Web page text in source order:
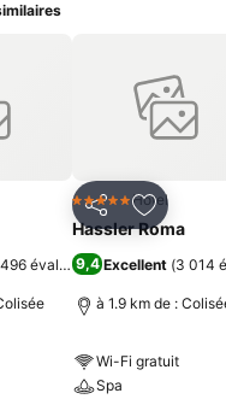
à mes favoris
évaluations)
PartagerAjouter
5 Étoiles Hotel
Hassler Roma
9,4 Excellent (3 014
à 1.9 km de :
Wi-Fi gratuit
Spa